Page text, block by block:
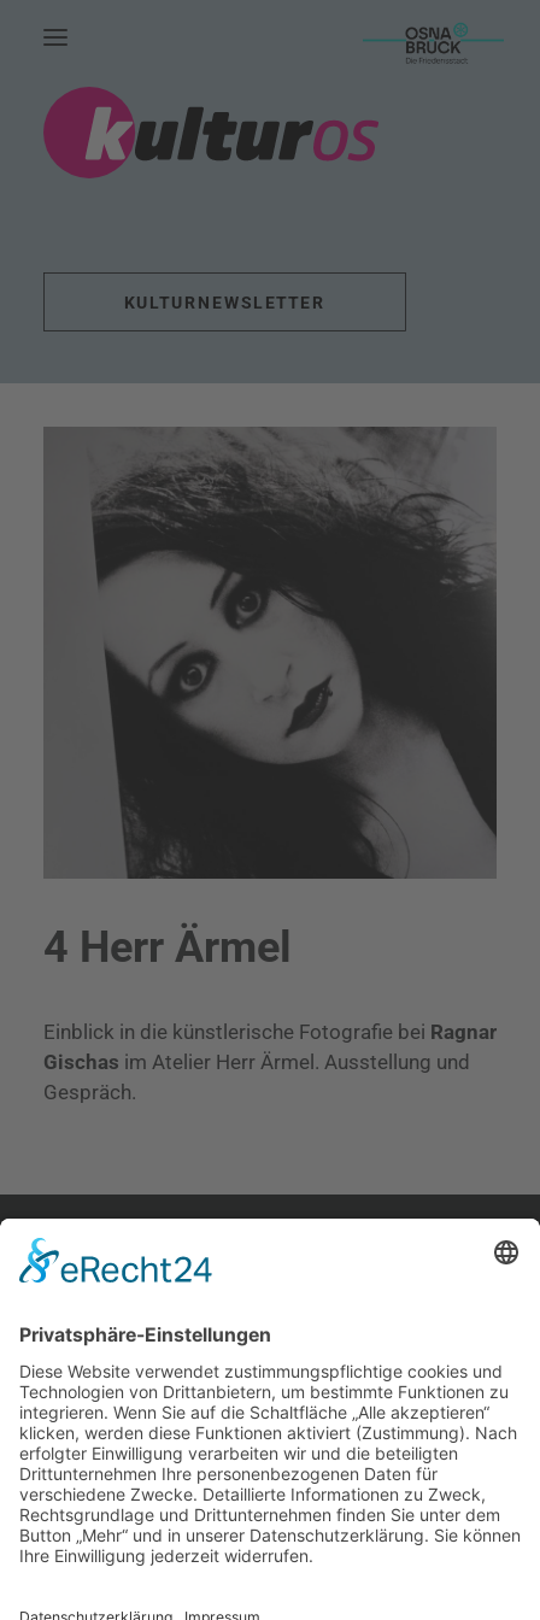
HOME.
AKTUELLES.
FÖRDERUNG.
SUCHE
KULTURNEWSLETTER
4 Herr Ärmel
Einblick in die künstlerische Fotografie bei Ragnar
Gischas im Atelier Herr Ärmel. Ausstellung und
Gespräch.
home.
aktuelles.
leute.